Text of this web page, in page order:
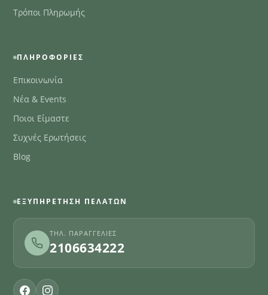
Τρόποι Πληρωμής
ΠΛΗΡΟΦΟΡΊΕΣ
Επικοινωνία
Νέα & Events
Ποιοι Είμαστε
Συχνές Ερωτήσεις
Blog
ΕΞΥΠΗΡΈΤΗΣΗ ΠΕΛΑΤΏΝ
ΤΗΛ. ΠΑΡΑΓΓΕΛΊΕΣ
2106634222